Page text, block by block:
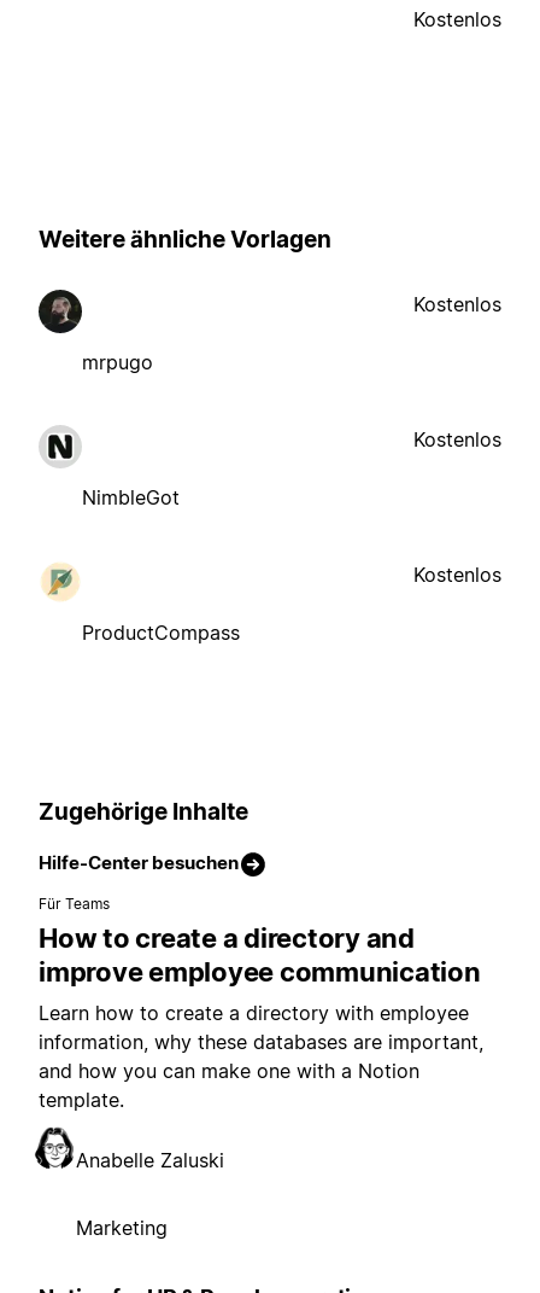
Kostenlos
Weitere ähnliche Vorlagen
mrpugo
Kostenlos
NimbleGot
Kostenlos
ProductCompass
Kostenlos
Zugehörige Inhalte
Hilfe-Center besuchen
Für Teams
How to create a directory and
improve employee communication
Learn how to create a directory with employee
information, why these databases are important,
and how you can make one with a Notion
template.
Anabelle Zaluski
Marketing